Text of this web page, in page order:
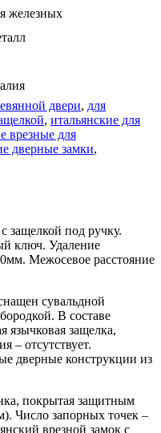
железных
двери, для
, итальянские для
врезные для
дверные замки,
защелкой под ручку.
ключ. Удаление
Межосевое расстояние
сувальдной
В составе
язычковая защелка,
– отсутствует.
дверные конструкции из
покрытая защитным
Число запорных точек –
врезной замок с